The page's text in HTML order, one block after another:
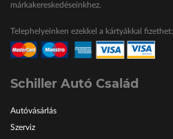
VW Service Schiller
ŠKODA Schiller
Karosszéria Centrum
márkakereskedéseinkhez.
Telephelyeinken ezekkel a kártyákkal fizethet:
Schiller Autó Család
Autóvásárlás
Szerviz